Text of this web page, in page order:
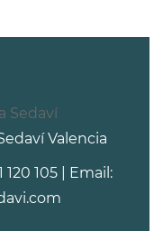
Valencia
120 105 | Email: